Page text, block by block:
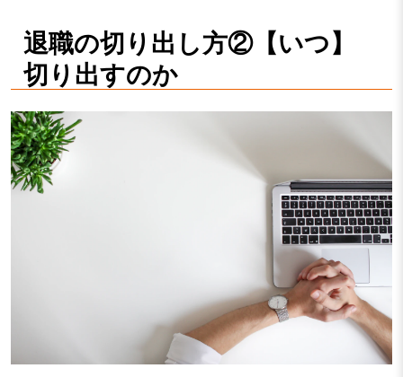
退職の切り出し方②【いつ】
切り出すのか